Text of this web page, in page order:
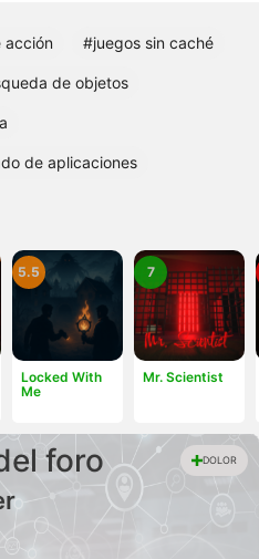
acción #juegos sin caché
de objetos
de aplicaciones
Locked With
Me
5.5
Mr. Scientist
7
foro DOLOR